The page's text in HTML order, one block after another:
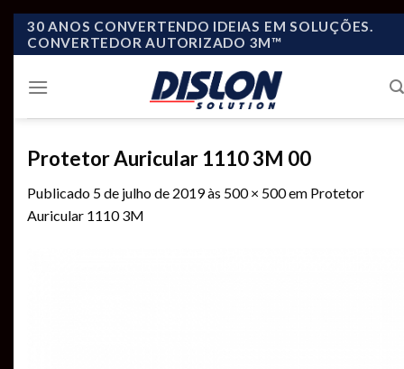
Skip
30 ANOS CONVERTENDO IDEIAS EM SOLUÇÕES.
CONVERTEDOR AUTORIZADO 3M™
Protetor Auricular 1110 3M 00
Publicado 5 de julho de 2019às 500 × 500em Protetor
Auricular 1110 3M